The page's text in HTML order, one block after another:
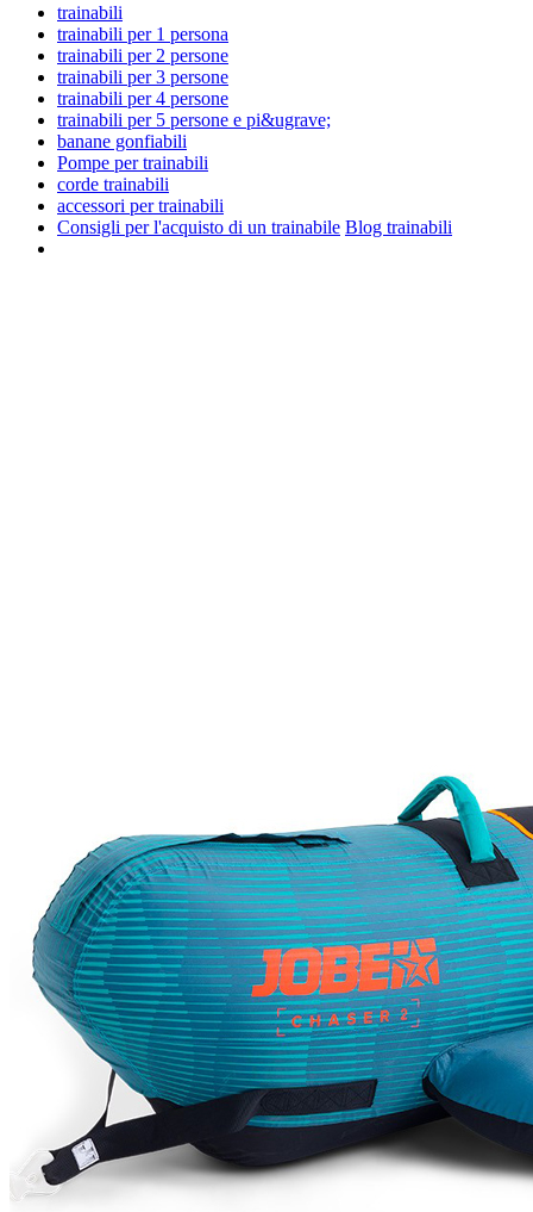
trainabili
trainabili per 1 persona
trainabili per 2 persone
trainabili per 3 persone
trainabili per 4 persone
trainabili per 5 persone e pi&ugrave;
banane gonfiabili
Pompe per trainabili
corde trainabili
accessori per trainabili
Consigli per l'acquisto di un trainabile Blog trainabili